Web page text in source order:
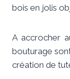
bois en jolis
A accrocher
bouturage
création de